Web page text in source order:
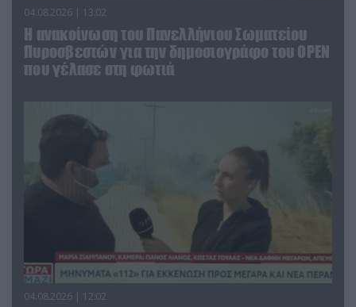
04.08.2026 | 13:02
Η ανακοίνωση του Πανελλήνιου Σωματείου
Πυροσβεστών για την δημοσιογράφο του OPEN
που γέλασε στη φωτιά
04.08.2026 | 12:02